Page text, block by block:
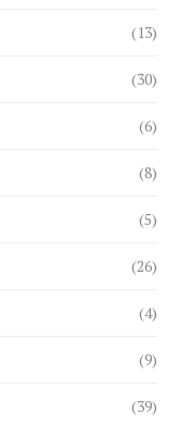
(13)
(30)
(6)
(8)
(5)
(26)
(4)
(9)
(39)